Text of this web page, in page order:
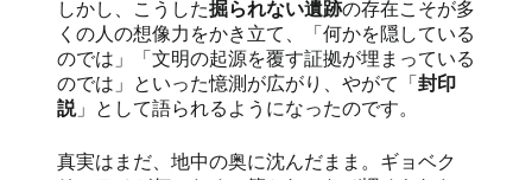
しかし、こうした掘られない遺跡の存在こそが多
くの人の想像力をかき立て、「何かを隠している
のでは」「文明の起源を覆す証拠が埋まっている
のでは」といった憶測が広がり、やがて「 封印
説」として語られるようになったのです。
真実はまだ、地中の奥に沈んだまま。ギョベク